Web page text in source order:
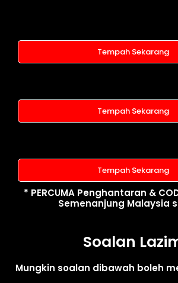
Tempah Sekarang
Tempah Sekarang
Tempah Sekarang
* PERCUMA Penghantaran &
Semenanjung Malaysia
Soalan
Mungkin soalan dibawah boleh